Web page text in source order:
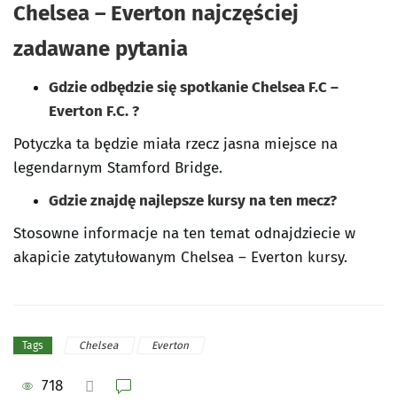
Chelsea – Everton najczęściej
zadawane pytania
Gdzie odbędzie się spotkanie Chelsea F.C –
Everton F.C. ?
Potyczka ta będzie miała rzecz jasna miejsce na
legendarnym Stamford Bridge.
Gdzie znajdę najlepsze kursy na ten mecz?
Stosowne informacje na ten temat odnajdziecie w
akapicie zatytułowanym Chelsea – Everton kursy.
Tags Chelsea Everton
718